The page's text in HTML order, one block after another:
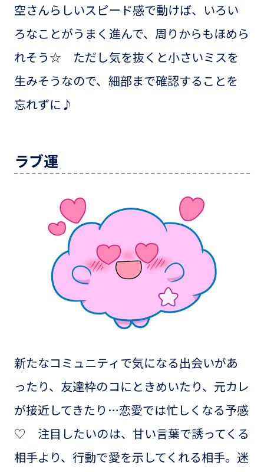
空さんらしいスピード感で動けば、いろい
ろなことがうまく進んで、周りからもほめら
れそう☆ ただし気を抜くと小さいミスを
生みそうなので、細部まで確認することを
忘れずに♪
ラブ運
新たなコミュニティで気になる出会いがあ
ったり、友達枠のコにときめいたり、元カレ
が接近してきたり…恋愛では忙しくなる予感
♡ 注目したいのは、甘い言葉で誘ってくる
相手より、行動で愛を示してくれる相手。迷